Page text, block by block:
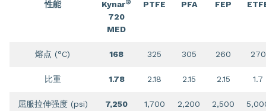
性能 Kynar
720
MED
PTFE PFA FEP
熔点 (°C) 168 325 305 260 270
比重 1.78 2.18 2.15 2.15 1.7
屈服拉伸强度 (psi) 7,250 1,700 2,200 2,500